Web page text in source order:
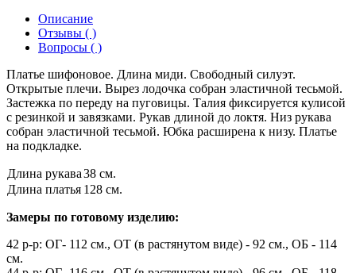
Описание
Отзывы ( )
Вопросы ( )
Платье шифоновое. Длина миди. Свободный силуэт.
Открытые плечи. Вырез лодочка собран эластичной тесьмой.
Застежка по переду на пуговицы. Талия фиксируется кулисой
с резинкой и завязками. Рукав длиной до локтя. Низ рукава
собран эластичной тесьмой. Юбка расширена к низу. Платье
на подкладке.
Длина рукава38 см.
Длина платья 128 см.
Замеры по готовому изделию:
42 р-р: ОГ- 112 см., ОТ (в растянутом виде) - 92 см., ОБ - 114
см.